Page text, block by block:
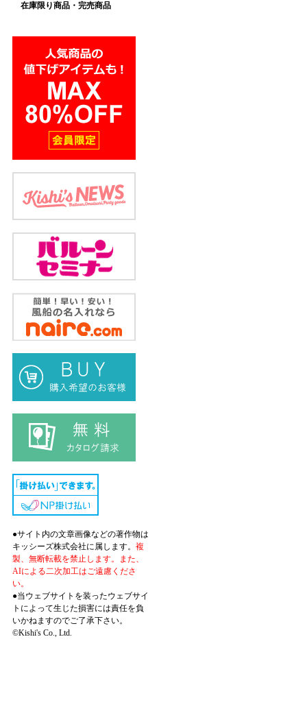
在庫限り商品・完売商品
●サイト内の文章画像などの著作物は
キッシーズ株式会社に属します。 複
製、無断転載を禁止します。また、
AIによる二次加工はご遠慮くださ
い。
●当ウェブサイトを装ったウェブサイ
トによって生じた損害には責任を負
いかねますのでご了承下さい。
©Kishi's Co., Ltd.